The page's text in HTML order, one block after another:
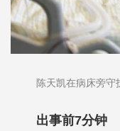
陈天凯在病床旁守
出事前7分钟